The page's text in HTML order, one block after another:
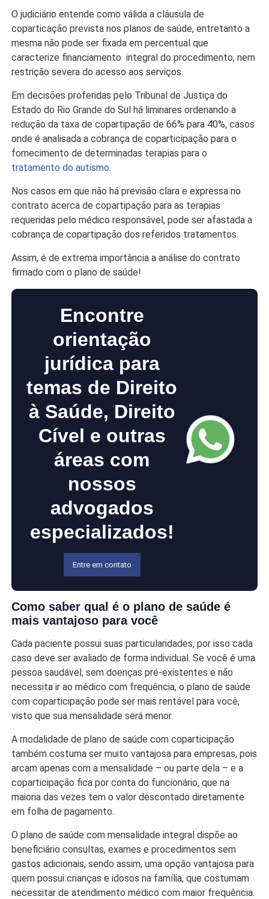
O judiciário entende como válida a cláusula de
coparticação prevista nos planos de saúde, entretanto a
mesma não pode ser fixada em percentual que
caracterize financiamento integral do procedimento, nem
restrição severa do acesso aos serviços.
Em decisões proferidas pelo Tribunal de Justiça do
Estado do Rio Grande do Sul há liminares ordenando a
redução da taxa de copartipação de 66% para 40%, casos
onde é analisada a cobrança de coparticipação para o
fornecimento de determinadas terapias para o
tratamento do autismo.
Nos casos em que não há previsão clara e expressa no
contrato acerca de copartipação para as terapias
requeridas pelo médico responsável, pode ser afastada a
cobrança de copartipação dos referidos tratamentos.
Assim, é de extrema importância a análise do contrato
firmado com o plano de saúde!
Encontre
orientação
jurídica para
temas de Direito
à Saúde, Direito
Cível e outras
áreas com
nossos
advogados
especializados!
Entre em contato
Como saber qual é o plano de saúde é
mais vantajoso para você
Cada paciente possui suas particularidades, por isso cada
caso deve ser avaliado de forma individual. Se você é uma
pessoa saudável, sem doenças pré-existentes e não
necessita ir ao médico com frequência, o plano de saúde
com coparticipação pode ser mais rentável para você,
visto que sua mensalidade será menor.
A modalidade de plano de saúde com coparticipação
também costuma ser muito vantajosa para empresas, pois
arcam apenas com a mensalidade – ou parte dela – e a
coparticipação fica por conta do funcionário, que na
maioria das vezes tem o valor descontado diretamente
em folha de pagamento.
O plano de saúde com mensalidade integral dispõe ao
beneficiário consultas, exames e procedimentos sem
gastos adicionais, sendo assim, uma opção vantajosa para
quem possui crianças e idosos na família, que costumam
necessitar de atendimento médico com maior frequência.